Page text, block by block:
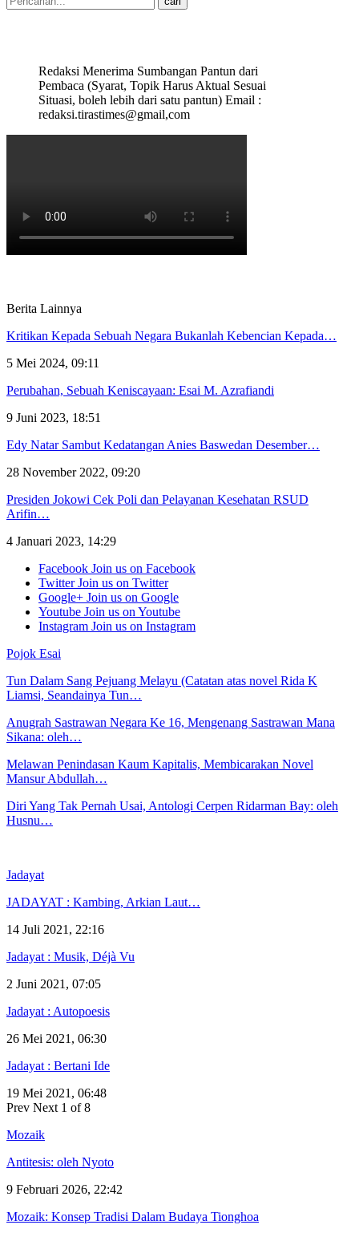
Redaksi Menerima Sumbangan Pantun dari
Pembaca (Syarat, Topik Harus Aktual Sesuai
Situasi, boleh lebih dari satu pantun) Email :
redaksi.tirastimes@gmail,com
Berita Lainnya
Kritikan Kepada Sebuah Negara Bukanlah Kebencian Kepada…
5 Mei 2024, 09:11
Perubahan, Sebuah Keniscayaan: Esai M. Azrafiandi
9 Juni 2023, 18:51
Edy Natar Sambut Kedatangan Anies Baswedan Desember…
28 November 2022, 09:20
Presiden Jokowi Cek Poli dan Pelayanan Kesehatan RSUD
Arifin…
4 Januari 2023, 14:29
Facebook Join us on Facebook
Twitter Join us on Twitter
Google+ Join us on Google
Youtube Join us on Youtube
Instagram Join us on Instagram
Pojok Esai
Tun Dalam Sang Pejuang Melayu (Catatan atas novel Rida K
Liamsi, Seandainya Tun…
Anugrah Sastrawan Negara Ke 16, Mengenang Sastrawan Mana
Sikana: oleh…
Melawan Penindasan Kaum Kapitalis, Membicarakan Novel
Mansur Abdullah…
Diri Yang Tak Pernah Usai, Antologi Cerpen Ridarman Bay: oleh
Husnu…
Jadayat
JADAYAT : Kambing, Arkian Laut…
14 Juli 2021, 22:16
Jadayat : Musik, Déjà Vu
2 Juni 2021, 07:05
Jadayat : Autopoesis
26 Mei 2021, 06:30
Jadayat : Bertani Ide
19 Mei 2021, 06:48
Prev Next 1 of 8
Mozaik
Antitesis: oleh Nyoto
9 Februari 2026, 22:42
Mozaik: Konsep Tradisi Dalam Budaya Tionghoa